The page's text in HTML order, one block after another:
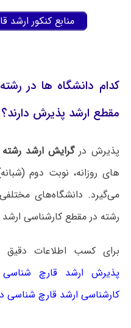
منابع کنکور
کدام دانشگاه ها در
مقطع ارشد پذیرش دارند؟
پذیرش درگرایش ارشد
های روزانه، نوبت دوم
می‌گیرد. دانشگاه‌های
رشته در مقطع کارشناسی
برای کسب اطلاعات
پذیرش ارشد قارچ شناسی
کارشناسی ارشد قارچ شناسی